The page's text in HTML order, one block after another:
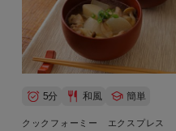
5分 和風 簡単
クックフォーミー エクスプレス